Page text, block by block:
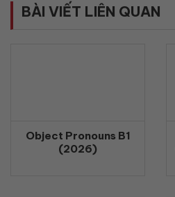
BÀI VIẾT LIÊN QUAN
Object Pronouns B1
(2026)